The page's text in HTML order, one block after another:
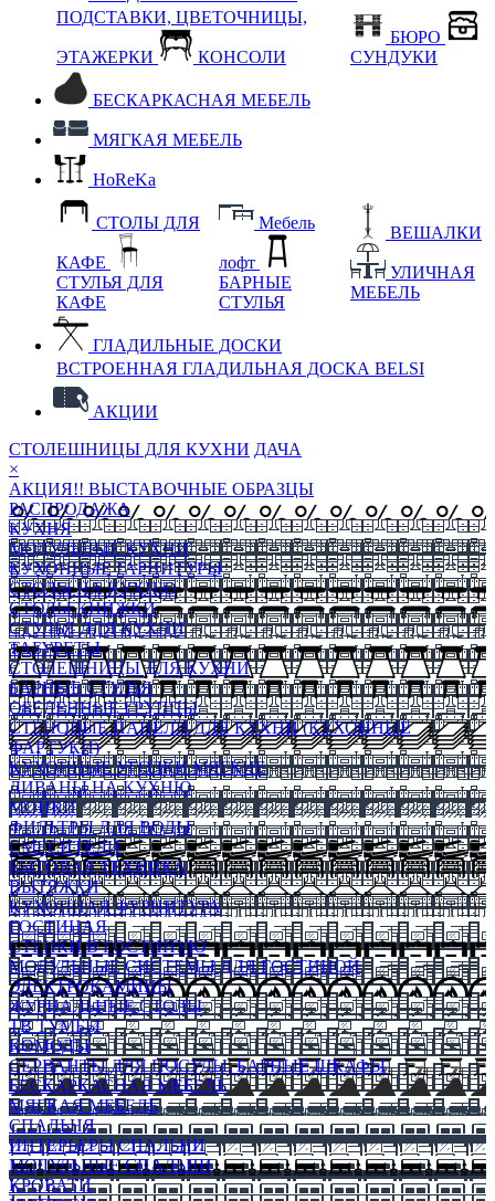
ПОДСТАВКИ, ЦВЕТОЧНИЦЫ,
ЭТАЖЕРКИ КОНСОЛИ
БЮРО
СУНДУКИ
БЕСКАРКАСНАЯ МЕБЕЛЬ
МЯГКАЯ МЕБЕЛЬ
HoReKa
СТОЛЫ ДЛЯ
КАФЕ
СТУЛЬЯ ДЛЯ
КАФЕ
Мебель
лофт
БАРНЫЕ
СТУЛЬЯ
ВЕШАЛКИ
УЛИЧНАЯ
МЕБЕЛЬ
ГЛАДИЛЬНЫЕ ДОСКИ
ВСТРОЕННАЯ ГЛАДИЛЬНАЯ ДОСКА BELSI
АКЦИИ
СТОЛЕШНИЦЫ ДЛЯ КУХНИ ДАЧА
×
АКЦИЯ!! ВЫСТАВОЧНЫЕ ОБРАЗЦЫ
РАСПРОДАЖА
КУХНЯ
МОДУЛЬНЫЕ КУХНИ
КУХОННЫЕ ГАРНИТУРЫ
СТОЛЫ НА КУХНЮ
СТОЛЫ КНИЖКИ
СТУЛЬЯ ДЛЯ КУХНИ
ТАБУРЕТЫ
СТОЛЕШНИЦЫ ДЛЯ КУХНИ
БАРНЫЕ СТУЛЬЯ
ОБЕДЕННЫЕ ГРУППЫ
СТЕНОВЫЕ ПАНЕЛИ ДЛЯ КУХНИ (КУХОННЫЕ
ФАРТУКИ)
КУХОННЫЕ УГОЛКИ МЯГКИЕ
ДИВАНЫ НА КУХНЮ
МОЙКИ
ФИЛЬТРЫ ДЛЯ ВОДЫ
СМЕСИТЕЛИ
БЫТОВАЯ ТЕХНИКА
ВЫТЯЖКИ
КУХОННАЯ ФУРНИТУРА
ГОСТИНАЯ
СТЕНКИ В ГОСТИНУЮ
МОДУЛЬНЫЕ СИСТЕМЫ ДЛЯ ГОСТИНОЙ
ЭЛЕКТРОКАМИНЫ
ЖУРНАЛЬНЫЕ СТОЛЫ
ТВ ТУМБЫ
КОМОДЫ
СЕРВАНТЫ ДЛЯ ПОСУДЫ, БАРНЫЕ ШКАФЫ
БЕСКАРКАСНАЯ МЕБЕЛЬ
МЯГКАЯ МЕБЕЛЬ
СПАЛЬНЯ
ИНТЕРЬЕРЫ СПАЛЬНИ
МОДУЛЬНЫЕ СПАЛЬНИ
КРОВАТИ